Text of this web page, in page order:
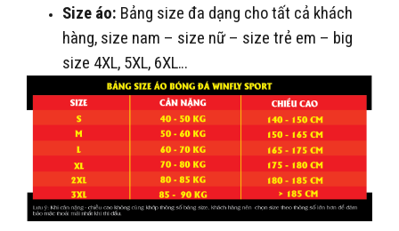
Size áo: Bảng size đa dạng cho tất cả khách
hàng, size nam – size nữ – size trẻ em – big
size 4XL, 5XL, 6XL…